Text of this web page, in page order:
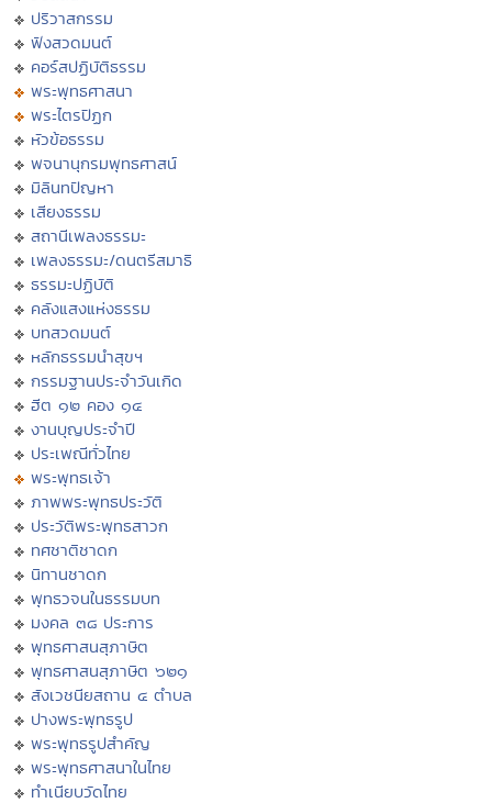
ปริวาสกรรม
ฟังสวดมนต์
คอร์สปฏิบัติธรรม
พระพุทธศาสนา
พระไตรปิฏก
หัวข้อธรรม
พจนานุกรมพุทธศาสน์
มิลินทปัญหา
เสียงธรรม
สถานีเพลงธรรมะ
เพลงธรรมะ/ดนตรีสมาธิ
ธรรมะปฏิบัติ
คลังแสงแห่งธรรม
บทสวดมนต์
หลักธรรมนำสุขฯ
กรรมฐานประจำวันเกิด
ฮีต ๑๒ คอง ๑๔
งานบุญประจำปี
ประเพณีทั่วไทย
พระพุทธเจ้า
ภาพพระพุทธประวัติ
ประวัติพระพุทธสาวก
ทศชาติชาดก
นิทานชาดก
พุทธวจนในธรรมบท
มงคล ๓๘ ประการ
พุทธศาสนสุภาษิต
พุทธศาสนสุภาษิต ๖๒๑
สังเวชนียสถาน ๔ ตำบล
ปางพระพุทธรูป
พระพุทธรูปสำคัญ
พระพุทธศาสนาในไทย
ทำเนียบวัดไทย